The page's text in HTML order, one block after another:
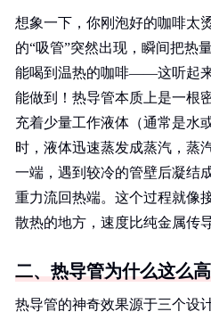
想象一下，你刚泡好的咖啡太
的“吸管”突然出现，瞬间把热
能喝到温热的咖啡——这听起
能做到！热导管本质上是一根
充着少量工作液体（通常是水
时，液体迅速蒸发成蒸汽，蒸
一端，遇到较冷的管壁后凝结
重力流回热端。这个过程就像
散热的地方，速度比纯金属传
二、热导管为什么这么
热导管的神奇效果源于三个设